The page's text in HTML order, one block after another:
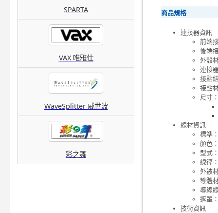
SPARTA
VAX 唯雅仕
WaveSplitter 威世波
彩之舞
商品規格
連接器資訊
前端
後端
外殼
連接
接點
接點
尺寸
線材資訊
標準
顏色
型式
線徑
外被
導體
導線
遮罩
技術資訊